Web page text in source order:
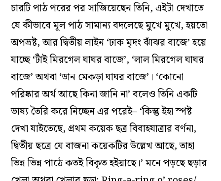
চারটি পাঠ পরের পর সাজিয়েছেন তিনি, এইটা দেখাতে
যে কীভাবে মূল পাঠ সামান্য বদলেছে মুখে মুখে, হয়তো
অপভ্রষ্ট, আর দ্বিতীয় লাইন ‘ঢাক মৃদং ঝাঁঝর বাজে’ হয়ে
যাচ্ছে ‘টাঁই মিরগেল ঘাঘর বাজে’, ‘লাল মিরগেল ঘাঘর
বাজে’ অথবা ‘ডান মেকড়া ঘাঘর বাজে’। ‘কোনো
পরিষ্কার অর্থ আছে কিনা জানি না’ বলেও তিনি একটি
ভাষ্য তৈরি করে নিচ্ছেন এর পরেই– ‘কিন্তু ইহা স্পষ্ট
দেখা যাইতেছে, প্রথম কয়েক ছত্র বিবাহযাত্রার বর্ণনা,
দ্বিতীয় ছত্রে যে বাজনা কয়েকটির উল্লেখ আছে, তাহা
ভিন্ন ভিন্ন পাঠে কতই বিকৃত হইয়াছে।’ মনে পড়ছে ছড়ার